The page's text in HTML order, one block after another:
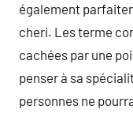
également
cheri. Les terme
cachées par une
penser à sa
personnes ne